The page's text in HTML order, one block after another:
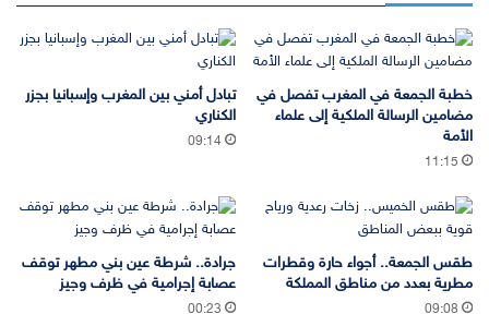
خطبة الجمعة في المغرب تفصل في
مضامين الرسالة الملكية إلى علماء
الأمة
11:15
تبادل أمني بين المغرب وإسبانيا بجزر
الكناري
09:14
طقس الجمعة.. أجواء حارة وقطرات
مطرية بعدد من مناطق المملكة
09:08
جرادة.. شرطة عين بني مطهر توقف
عصابة إجرامية في ظرف وجيز
00:23